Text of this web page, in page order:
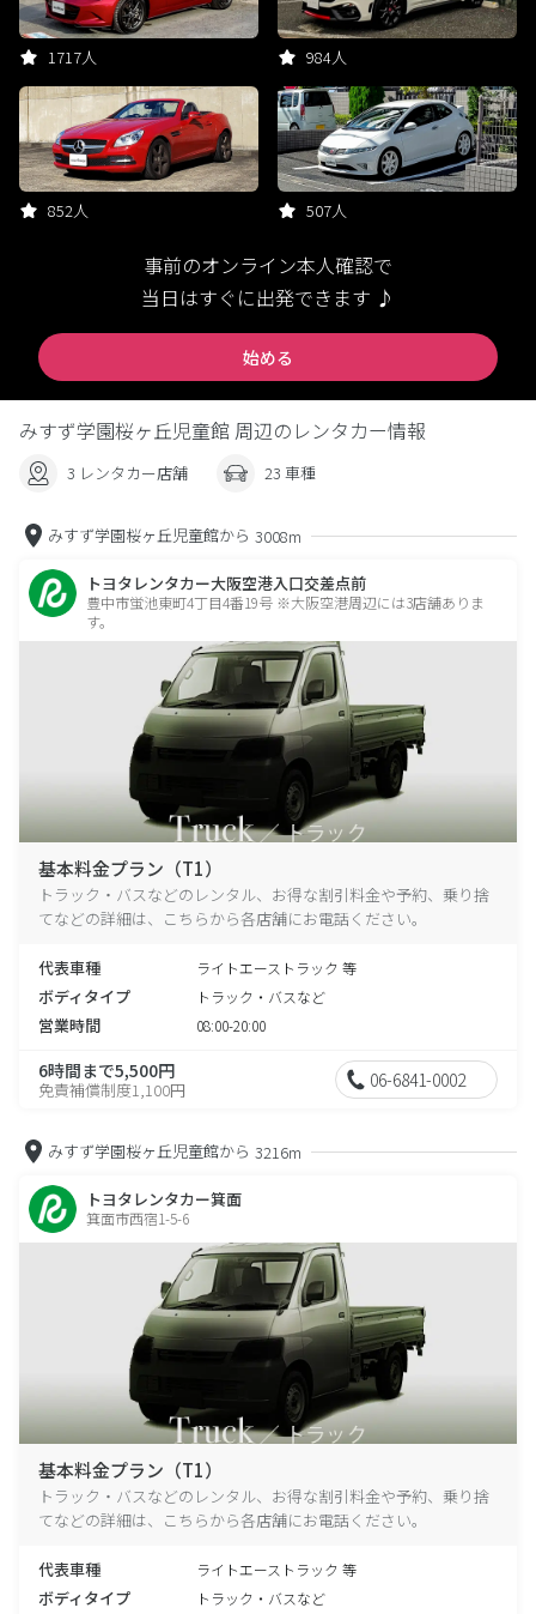
1717人 984人
852人 507人
事前のオンライン本人確認で
当日はすぐに出発できます ♪
始める
みすず学園桜ヶ丘児童館 周辺のレンタカー情報
3 レンタカー店舗 23 車種
みすず学園桜ヶ丘児童館から 3008m
トヨタレンタカー大阪空港入口交差点前
豊中市蛍池東町4丁目4番19号 ※大阪空港周辺には3店舗ありま
す。
基本料金プラン（T1）
トラック・バスなどのレンタル、お得な割引料金や予約、乗り捨
てなどの詳細は、こちらから各店舗にお電話ください。
代表車種 ライトエーストラック 等
ボディタイプ トラック・バスなど
営業時間 08:00-20:00
6時間まで5,500円
免責補償制度1,100円 06-6841-0002
みすず学園桜ヶ丘児童館から 3216m
トヨタレンタカー箕面
箕面市西宿1-5-6
基本料金プラン（T1）
トラック・バスなどのレンタル、お得な割引料金や予約、乗り捨
てなどの詳細は、こちらから各店舗にお電話ください。
代表車種 ライトエーストラック 等
ボディタイプ トラック・バスなど